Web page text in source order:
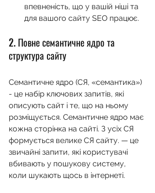
впевненість, що у вашій ніші та
для вашого сайту SEO працює.
2. Повне семантичне ядро та
структура сайту
Семантичне ядро (СЯ, «семантика»)
- це набір ключових запитів, які
описують сайт і те, що на ньому
розміщується. Семантичне ядро має
кожна сторінка на сайті. З усіх СЯ
формується велике СЯ сайту. — це
звичайні запити, які користувачі
вбивають у пошукову систему,
коли шукають щось в інтернеті.